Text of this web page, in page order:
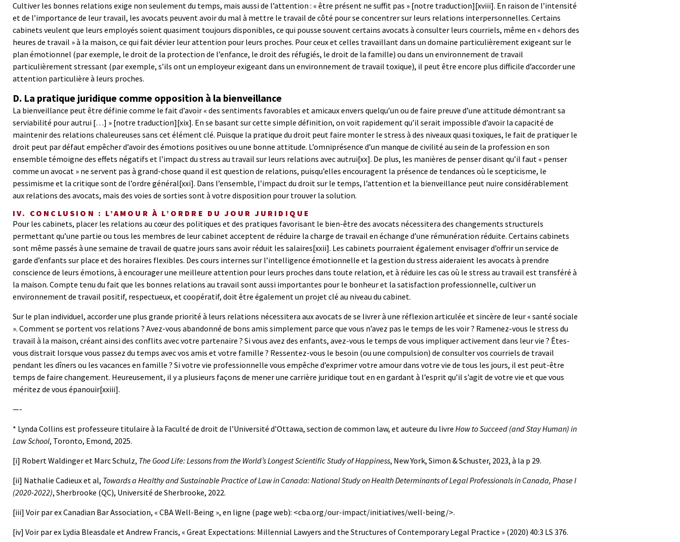
Cultiver les bonnes relations exige non seulement du temps, mais aussi de l’attention : « être présent ne suffit pas » [notre traduction][xviii]. En raison de l’intensité
et de l’importance de leur travail, les avocats peuvent avoir du mal à mettre le travail de côté pour se concentrer sur leurs relations interpersonnelles. Certains
cabinets veulent que leurs employés soient quasiment toujours disponibles, ce qui pousse souvent certains avocats à consulter leurs courriels, même en « dehors des
heures de travail » à la maison, ce qui fait dévier leur attention pour leurs proches. Pour ceux et celles travaillant dans un domaine particulièrement exigeant sur le
plan émotionnel (par exemple, le droit de la protection de l’enfance, le droit des réfugiés, le droit de la famille) ou dans un environnement de travail
particulièrement stressant (par exemple, s’ils ont un employeur exigeant dans un environnement de travail toxique), il peut être encore plus difficile d’accorder une
attention particulière à leurs proches.
D. La pratique juridique comme opposition à la bienveillance
La bienveillance peut être définie comme le fait d’avoir « des sentiments favorables et amicaux envers quelqu’un ou de faire preuve d’une attitude démontrant sa
serviabilité pour autrui […] » [notre traduction][xix]. En se basant sur cette simple définition, on voit rapidement qu’il serait impossible d’avoir la capacité de
maintenir des relations chaleureuses sans cet élément clé. Puisque la pratique du droit peut faire monter le stress à des niveaux quasi toxiques, le fait de pratiquer le
droit peut par défaut empêcher d’avoir des émotions positives ou une bonne attitude. L’omniprésence d’un manque de civilité au sein de la profession en son
ensemble témoigne des effets négatifs et l’impact du stress au travail sur leurs relations avec autrui[xx]. De plus, les manières de penser disant qu’il faut « penser
comme un avocat » ne servent pas à grand-chose quand il est question de relations, puisqu’elles encouragent la présence de tendances où le scepticisme, le
pessimisme et la critique sont de l’ordre général[xxi]. Dans l’ensemble, l’impact du droit sur le temps, l’attention et la bienveillance peut nuire considérablement
aux relations des avocats, mais des voies de sorties sont à votre disposition pour trouver la solution.
IV. CONCLUSION : L’AMOUR À L’ORDRE DU JOUR JURIDIQUE
Pour les cabinets, placer les relations au cœur des politiques et des pratiques favorisant le bien-être des avocats nécessitera des changements structurels
permettant qu’une partie ou tous les membres de leur cabinet acceptent de réduire la charge de travail en échange d’une rémunération réduite. Certains cabinets
sont même passés à une semaine de travail de quatre jours sans avoir réduit les salaires[xxii]. Les cabinets pourraient également envisager d’offrir un service de
garde d’enfants sur place et des horaires flexibles. Des cours internes sur l’intelligence émotionnelle et la gestion du stress aideraient les avocats à prendre
conscience de leurs émotions, à encourager une meilleure attention pour leurs proches dans toute relation, et à réduire les cas où le stress au travail est transféré à
la maison. Compte tenu du fait que les bonnes relations au travail sont aussi importantes pour le bonheur et la satisfaction professionnelle, cultiver un
environnement de travail positif, respectueux, et coopératif, doit être également un projet clé au niveau du cabinet.
Sur le plan individuel, accorder une plus grande priorité à leurs relations nécessitera aux avocats de se livrer à une réflexion articulée et sincère de leur « santé sociale
». Comment se portent vos relations ? Avez-vous abandonné de bons amis simplement parce que vous n’avez pas le temps de les voir ? Ramenez-vous le stress du
travail à la maison, créant ainsi des conflits avec votre partenaire ? Si vous avez des enfants, avez-vous le temps de vous impliquer activement dans leur vie ? Êtes-
vous distrait lorsque vous passez du temps avec vos amis et votre famille ? Ressentez-vous le besoin (ou une compulsion) de consulter vos courriels de travail
pendant les dîners ou les vacances en famille ? Si votre vie professionnelle vous empêche d’exprimer votre amour dans votre vie de tous les jours, il est peut-être
temps de faire changement. Heureusement, il y a plusieurs façons de mener une carrière juridique tout en en gardant à l’esprit qu’il s’agit de votre vie et que vous
méritez de vous épanouir[xxiii].
—-
* Lynda Collins est professeure titulaire à la Faculté de droit de l’Université d’Ottawa, section de common law, et auteure du livre How to Succeed (and Stay Human) in
Law School, Toronto, Emond, 2025.
[i] Robert Waldinger et Marc Schulz, The Good Life: Lessons from the World’s Longest Scientific Study of Happiness, New York, Simon & Schuster, 2023, à la p 29.
[ii] Nathalie Cadieux et al, Towards a Healthy and Sustainable Practice of Law in Canada: National Study on Health Determinants of Legal Professionals in Canada, Phase I
(2020-2022), Sherbrooke (QC), Université de Sherbrooke, 2022.
[iii] Voir par ex Canadian Bar Association, « CBA Well-Being », en ligne (page web): <cba.org/our-impact/initiatives/well-being/>.
[iv] Voir par ex Lydia Bleasdale et Andrew Francis, « Great Expectations: Millennial Lawyers and the Structures of Contemporary Legal Practice » (2020) 40:3 LS 376.